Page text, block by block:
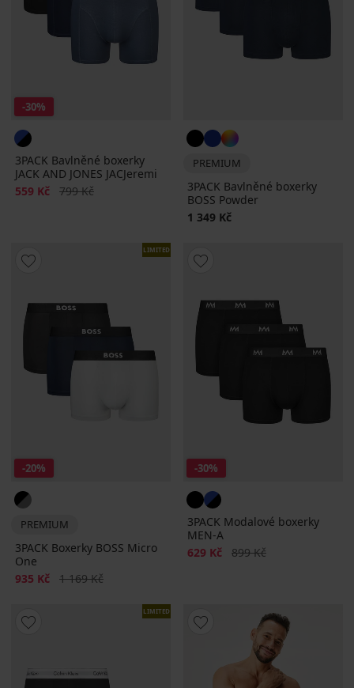
-30%
3PACK Bavlněné boxerky
JACK AND JONES JACJeremi
Sleva
559 Kč Původní cena
799 Kč
PREMIUM
3PACK Bavlněné boxerky
BOSS Powder
1 349 Kč
LIMITED
-20%
PREMIUM
3PACK Boxerky BOSS Micro
One
Sleva
935 Kč Původní cena
1 169 Kč
-30%
3PACK Modalové boxerky
MEN-A
Sleva
629 Kč Původní cena
899 Kč
LIMITED